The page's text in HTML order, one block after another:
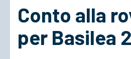
Cosa Facciamo
Conto alla
per Basilea 2